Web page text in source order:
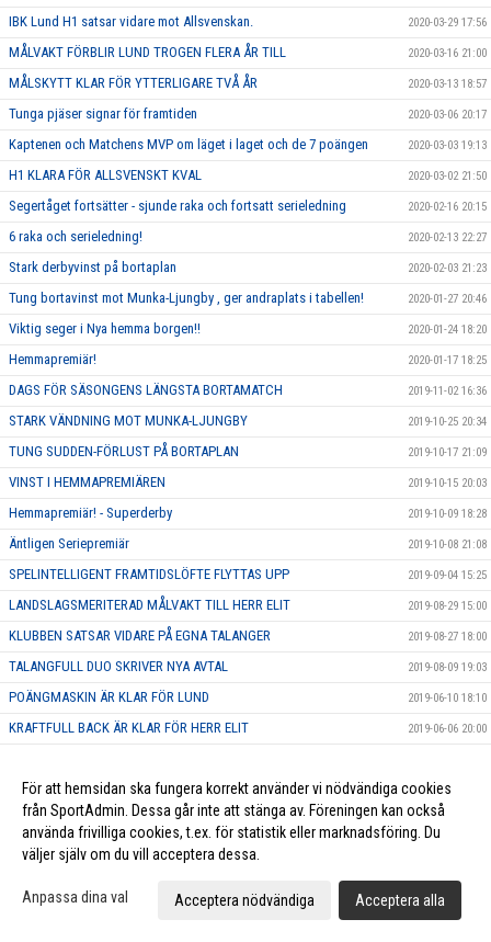
IBK Lund H1 satsar vidare mot Allsvenskan. 2020-03-29 17:56
MÅLVAKT FÖRBLIR LUND TROGEN FLERA ÅR TILL 2020-03-16 21:00
MÅLSKYTT KLAR FÖR YTTERLIGARE TVÅ ÅR 2020-03-13 18:57
Tunga pjäser signar för framtiden 2020-03-06 20:17
Kaptenen och Matchens MVP om läget i laget och de 7 poängen 2020-03-03 19:13
H1 KLARA FÖR ALLSVENSKT KVAL 2020-03-02 21:50
Segertåget fortsätter - sjunde raka och fortsatt serieledning 2020-02-16 20:15
6 raka och serieledning! 2020-02-13 22:27
Stark derbyvinst på bortaplan 2020-02-03 21:23
Tung bortavinst mot Munka-Ljungby , ger andraplats i tabellen! 2020-01-27 20:46
Viktig seger i Nya hemma borgen!! 2020-01-24 18:20
Hemmapremiär! 2020-01-17 18:25
DAGS FÖR SÄSONGENS LÄNGSTA BORTAMATCH 2019-11-02 16:36
STARK VÄNDNING MOT MUNKA-LJUNGBY 2019-10-25 20:34
TUNG SUDDEN-FÖRLUST PÅ BORTAPLAN 2019-10-17 21:09
VINST I HEMMAPREMIÄREN 2019-10-15 20:03
Hemmapremiär! - Superderby 2019-10-09 18:28
Äntligen Seriepremiär 2019-10-08 21:08
SPELINTELLIGENT FRAMTIDSLÖFTE FLYTTAS UPP 2019-09-04 15:25
LANDSLAGSMERITERAD MÅLVAKT TILL HERR ELIT 2019-08-29 15:00
KLUBBEN SATSAR VIDARE PÅ EGNA TALANGER 2019-08-27 18:00
TALANGFULL DUO SKRIVER NYA AVTAL 2019-08-09 19:03
POÄNGMASKIN ÄR KLAR FÖR LUND 2019-06-10 18:10
KRAFTFULL BACK ÄR KLAR FÖR HERR ELIT 2019-06-06 20:00
KLUBBLOJAL SPELARE FÖRLÄNGER FÖR YTTERLIGARE EN SÄSONG 2019-05-23 15:45
EN AV SKÅNES BÄSTA BACKAR SIGNERAR NYTT AVTAL 2019-05-22 17:45
HÅRDSKJUTANDE BACK FÖRLÄNGER SITT AVTAL
2019-05-17 16:17
Tåget rullar mot Allsvenskan - försäsongen är igång
För att hemsidan ska fungera korrekt använder vi nödvändiga cookies
från SportAdmin. Dessa går inte att stänga av. Föreningen kan också
använda frivilliga cookies, t.ex. för statistik eller marknadsföring. Du
väljer själv om du vill acceptera dessa.
Anpassa dina val Acceptera nödvändiga Acceptera alla